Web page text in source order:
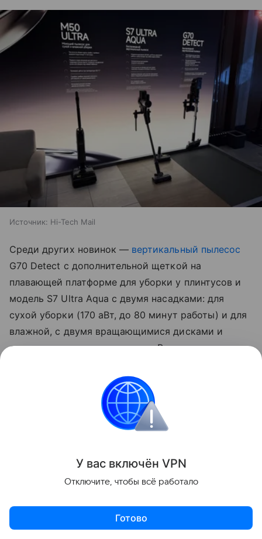
Источник: Hi-Tech Mail
Среди других новинок — вертикальный пылесос
G70 Detect с дополнительной щеткой на
плавающей платформе для уборки у плинтусов и
модель S7 Ultra Aqua с двумя насадками: для
сухой уборки (170 аВт, до 80 минут работы) и для
влажной, с двумя вращающимися дисками и
отдельным резервуаром воды. В четвертом
(технология SmartChef, корзины на 4 и 7 литров,
мощность 2700 Вт) и первый робот-мойщик окон
бренда N1 — толщина корпуса 59 мм, вес 1,3 кг,
резервуар 120 мл на 32 м² остекления.
У вас включён VPN
Отключите, чтобы всё работало
Готово